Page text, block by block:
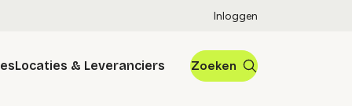
Inloggen
Locaties & Leveranciers Zoeken